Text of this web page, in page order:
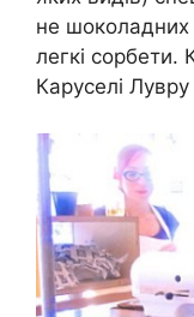
не шоколадних
легкі сорбети.
Каруселі